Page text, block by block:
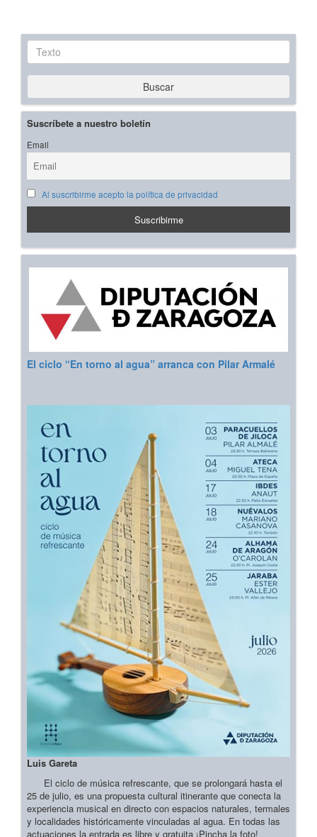
Texto
Buscar
Suscríbete a nuestro boletín
Email
Al suscribirme acepto la política de privacidad
El ciclo “En torno al agua” arranca con Pilar Armalé
Luis Gareta
El ciclo de música refrescante, que se prolongará hasta el
25 de julio, es una propuesta cultural itinerante que conecta la
experiencia musical en directo con espacios naturales, termales
y localidades históricamente vinculadas al agua. En todas las
actuaciones la entrada es libre y gratuita ¡Pincha la foto!